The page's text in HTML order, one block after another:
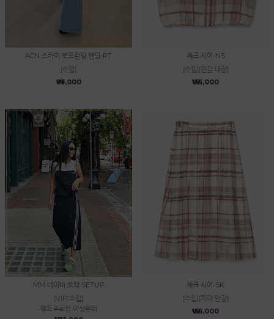
ACN 스카이 백프린팅 밴딩-PT
[수입]
₩85,000
체크 시어-NS
[수입][안감 내장]
₩155,000
MM 네이비 트랙 SETUP
[VIP/수입]
옐로우회원 이상부터
체크 시어-SK
[수입][치마 안감]
₩155,000